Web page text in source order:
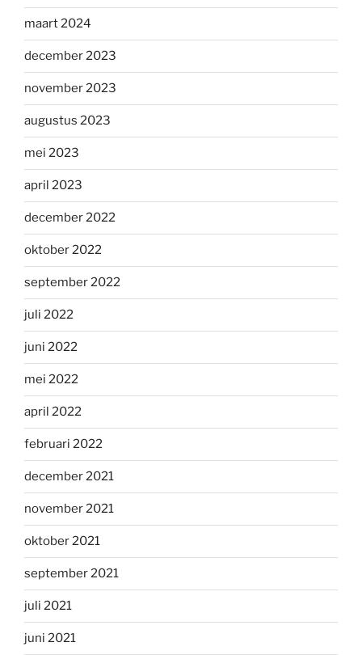
maart 2024
december 2023
november 2023
augustus 2023
mei 2023
april 2023
december 2022
oktober 2022
september 2022
juli 2022
juni 2022
mei 2022
april 2022
februari 2022
december 2021
november 2021
oktober 2021
september 2021
juli 2021
juni 2021